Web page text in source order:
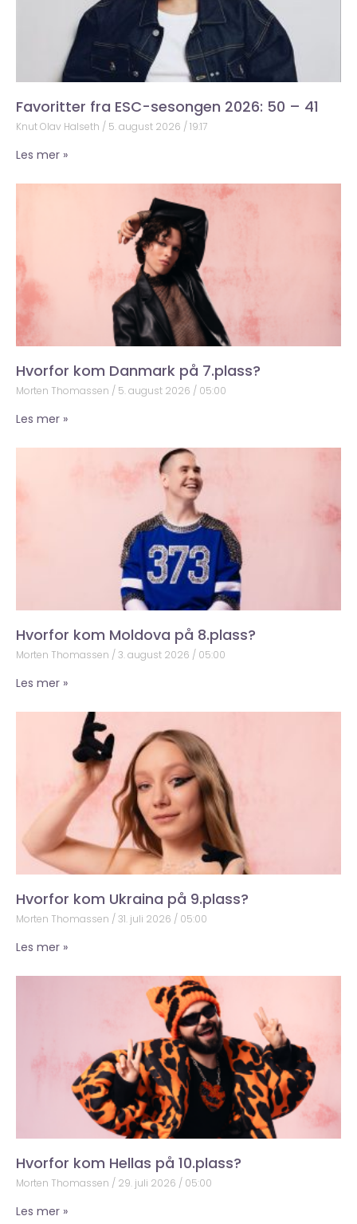
Favoritter fra ESC-sesongen 2026: 50 – 41
Knut Olav Halseth 5. august 2026 19:17
Les mer »
Hvorfor kom Danmark på 7.plass?
Morten Thomassen 5. august 2026 05:00
Les mer »
Hvorfor kom Moldova på 8.plass?
Morten Thomassen 3. august 2026 05:00
Les mer »
Hvorfor kom Ukraina på 9.plass?
Morten Thomassen 31. juli 2026 05:00
Les mer »
Hvorfor kom Hellas på 10.plass?
Morten Thomassen 29. juli 2026 05:00
Les mer »